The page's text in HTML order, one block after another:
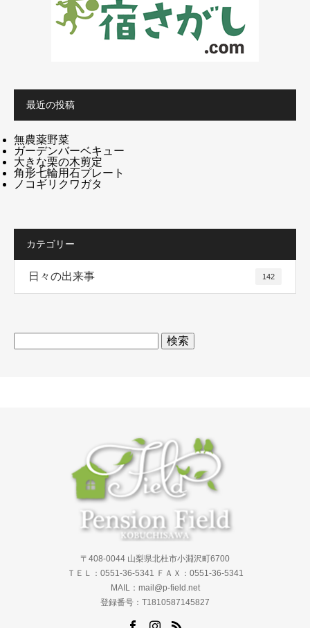
最近の投稿
無農薬野菜
ガーデンバーベキュー
大きな栗の木剪定
角形七輪用石プレート
ノコギリクワガタ
カテゴリー
日々の出来事 142
検
索:
〒408-0044 山梨県北杜市小淵沢町6700
ＴＥＬ：0551-36-5341 ＦＡＸ：0551-36-5341
MAIL：mail@p-field.net
登録番号：T1810587145827